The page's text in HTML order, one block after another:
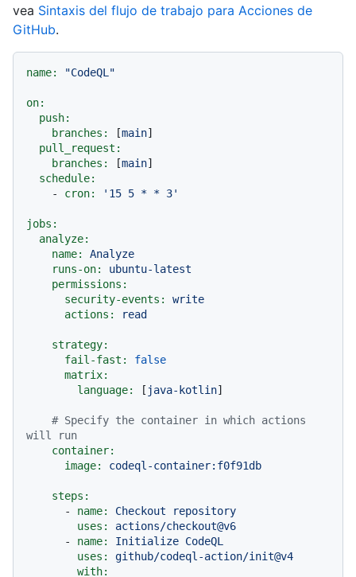
vea Sintaxis del flujo de trabajo para Acciones de
GitHub.
name: "CodeQL"
on:
push:
branches:
[main]
pull_request:
branches:
[main]
schedule:
-
cron: '15 5 * * 3'
jobs:
analyze:
name:
Analyze
runs-on:
ubuntu-latest
permissions:
security-events:
write
actions:
read
strategy:
fail-fast:
false
matrix:
language:
[ java-kotlin]
# Specify the container in which actions
will run
container:
image:
codeql-container:f0f91db
steps:
-
name: Checkout
repository
uses:
actions/checkout@v6
-
name: Initialize CodeQL
uses:
github/codeql-action/init@v4
with: